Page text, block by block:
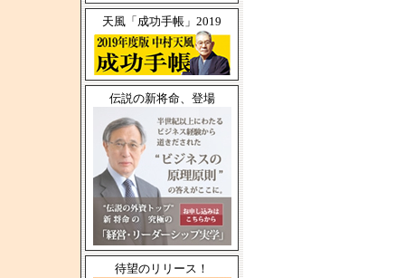
天風「成功手帳」2019
伝説の新将命、登場
待望のリリース！